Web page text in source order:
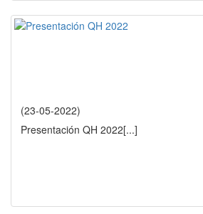
(23-05-2022)
Presentación QH 2022[...]